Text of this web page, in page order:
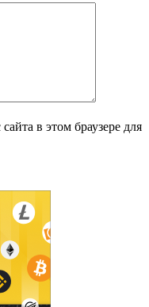
в этом браузере для